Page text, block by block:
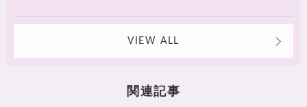
VIEW ALL
関連記事